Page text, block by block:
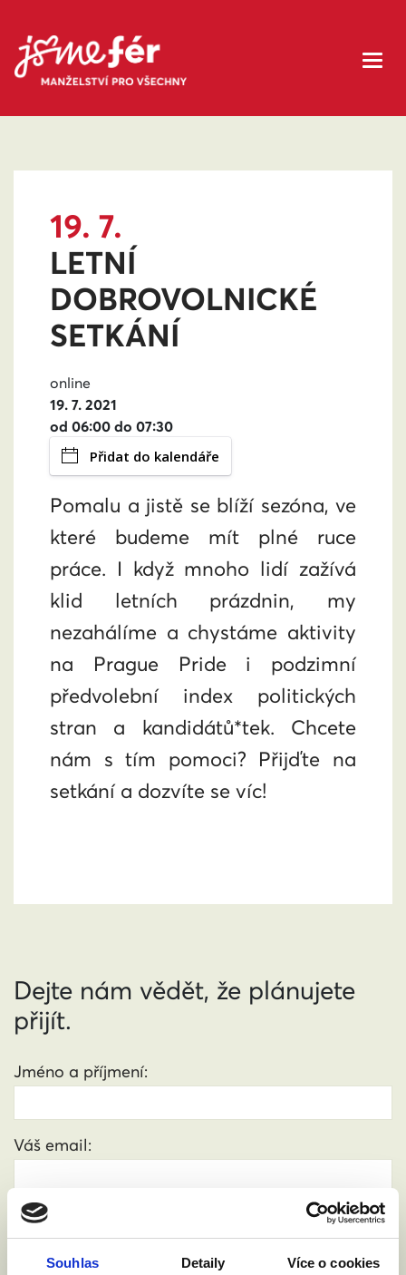
Souhlas Detaily Více o cookies
19. 7.
LETNÍ
DOBROVOLNICKÉ
SETKÁNÍ
online
19. 7. 2021
od 06:00 do 07:30
Přidat do kalendáře
Pomalu a jistě se blíží sezóna, ve
které budeme mít plné ruce
práce. I když mnoho lidí zažívá
klid letních prázdnin, my
nezahálíme a chystáme aktivity
na Prague Pride i podzimní
předvolební index politických
stran a kandidátů*tek. Chcete
nám s tím pomoci? Přijďte na
setkání a dozvíte se víc!
Dejte nám vědět, že plánujete
přijít.
Jméno a příjmení:
Váš email:
Souhlasím se zpracováním osobních údajů podle